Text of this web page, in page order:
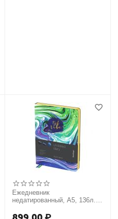
Ежедневник
недатированный, А5, 136л.,
Wave", золотой срез, с